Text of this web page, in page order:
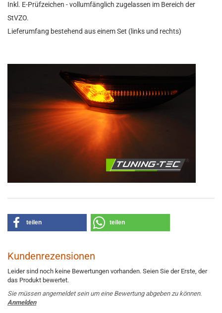
Inkl. E-Prüfzeichen - vollumfänglich zugelassen im Bereich der
StVZO.
Lieferumfang bestehend aus einem Set (links und rechts)
teilen teilen
Kundenrezensionen
Leider sind noch keine Bewertungen vorhanden. Seien Sie der Erste, der
das Produkt bewertet.
Sie müssen angemeldet sein um eine Bewertung abgeben zu können.
Anmelden